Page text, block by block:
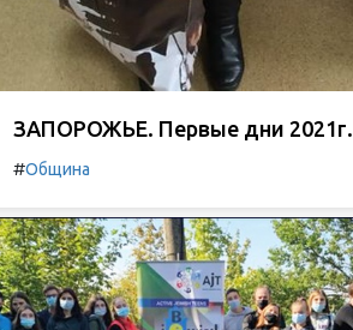
ЗАПОРОЖЬЕ. Первые дни 2021г.
#Община